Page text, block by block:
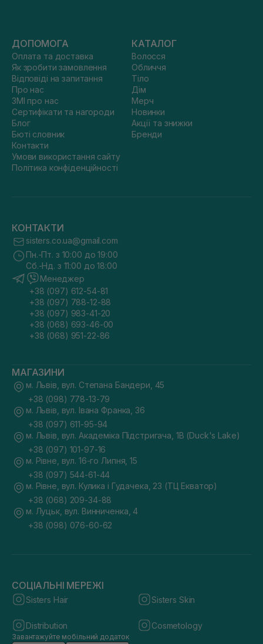
ДОПОМОГА
Оплата та доставка
Як зробити замовлення
Відповіді на запитання
Про нас
ЗМІ про нас
Сертифікати та нагороди
Блог
Бюті словник
Контакти
Умови використання сайту
Політика конфіденційності
КАТАЛОГ
Волосся
Обличчя
Тіло
Дім
Мерч
Новинки
Акції та знижки
Бренди
КОНТАКТИ
sisters.co.ua@gmail.com
Пн.-Пт. з 10:00 до 19:00
Сб.-Нд. з 11:00 до 18:00
Менеджер
+38 (097) 612-54-81
+38 (097) 788-12-88
+38 (097) 983-41-20
+38 (068) 693-46-00
+38 (068) 951-22-86
МАГАЗИНИ
м. Львів, вул. Степана Бандери, 45
+38 (098) 778-13-79
м. Львів, вул. Івана Франка, 36
+38 (097) 611-95-94
м. Львів, вул. Академіка Підстригача, 1В (Duck's Lake)
+38 (097) 101-97-16
м. Рівне, вул. 16-го Липня, 15
+38 (097) 544-61-44
м. Рівне, вул. Кулика і Гудачека, 23 (ТЦ Екватор)
+38 (068) 209-34-88
м. Луцьк, вул. Винниченка, 4
+38 (098) 076-60-62
СОЦІАЛЬНІ МЕРЕЖІ
Sisters Hair Sisters Skin
Distribution Cosmetology
Завантажуйте мобільний додаток